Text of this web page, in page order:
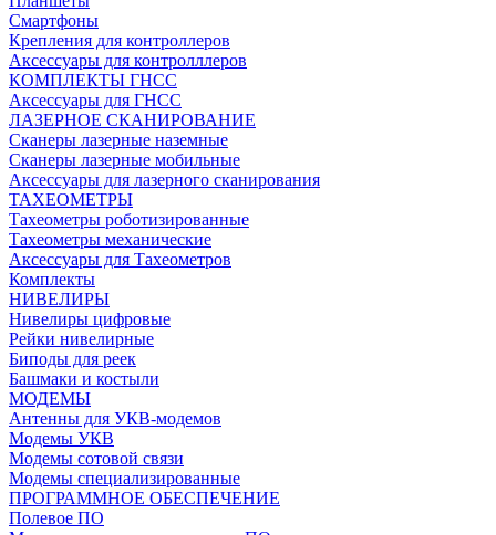
Смартфоны
Крепления для контроллеров
Аксессуары для контролллеров
КОМПЛЕКТЫ ГНСС
Аксессуары для ГНСС
ЛАЗЕРНОЕ СКАНИРОВАНИЕ
Сканеры лазерные наземные
Сканеры лазерные мобильные
Аксессуары для лазерного сканирования
ТАХЕОМЕТРЫ
Тахеометры роботизированные
Тахеометры механические
Аксессуары для Тахеометров
Комплекты
НИВЕЛИРЫ
Нивелиры цифровые
Рейки нивелирные
Биподы для реек
Башмаки и костыли
МОДЕМЫ
Антенны для УКВ-модемов
Модемы УКВ
Модемы сотовой связи
Модемы специализированные
ПРОГРАММНОЕ ОБЕСПЕЧЕНИЕ
Полевое ПО